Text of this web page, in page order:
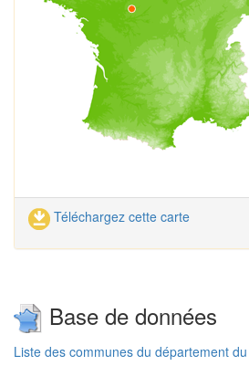
Téléchargez cette carte
Base de données
Liste des communes du département